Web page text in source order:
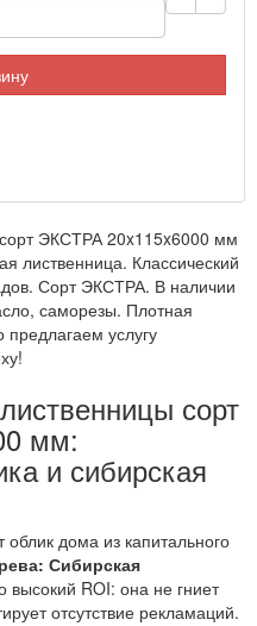
ЭКСТРА 20x115x6000 мм
лиственница. Классический
Сорт ЭКСТРА. В наличии
саморезы. Плотная
услугу
сорт
мм:
и сибирская
дома из капитального
Сибирская
высокий ROI: она не гниет
отсутствие рекламаций.